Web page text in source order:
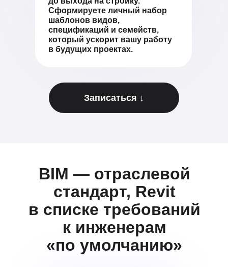
Сформируете личный набор
шаблонов видов,
спецификаций и семейств,
который ускорит вашу работу
в будущих проектах.
Записаться ↓
BIM — отраслевой
стандарт, Revit
в списке требований
к инженерам
«по умолчанию»